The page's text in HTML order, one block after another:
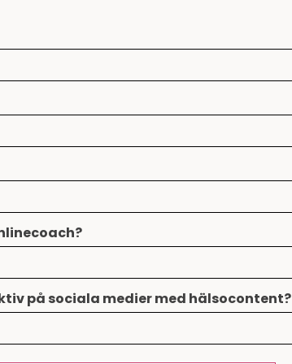
på sociala medier med hälsocontent?